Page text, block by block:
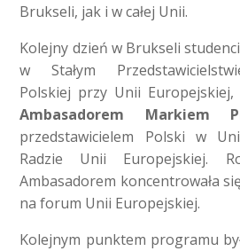
Brukseli, jak i w całej Unii.
Kolejny dzień w Brukseli
w Stałym
Polskiej przy Unii
Ambasadorem Markiem
przedstawicielem Polski w
Radzie Unii Europejskiej.
Ambasadorem koncentrowała
na forum Unii Europejskiej.
Kolejnym punktem programu